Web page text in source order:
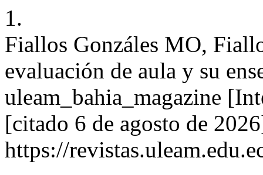
1.
Fiallos Gonzáles MO,
evaluación de aula y su
uleam_bahia_magazine
[citado 6 de agosto de
https://